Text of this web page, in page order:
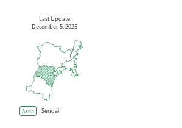
Last Update
December 5, 2025
Area Sendai